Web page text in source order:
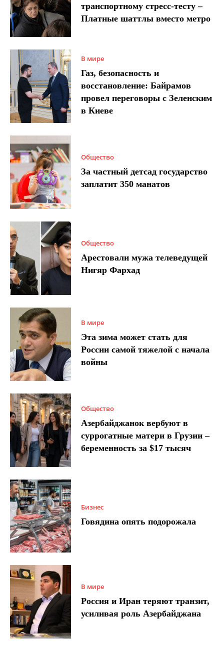
транспортному стресс-тесту –
Платные шаттлы вместо метро
В мире
Газ, безопасность и
восстановление: Байрамов
провел переговоры с Зеленским
в Киеве
Общество
За частный детсад государство
заплатит 350 манатов
Общество
Арестовали мужа телеведущей
Нигяр Фархад
В мире
Эта зима может стать для
России самой тяжелой с начала
войны
Общество
Азербайджанок вербуют в
суррогатные матери в Грузии –
беременность за $17 тысяч
Бизнес
Говядина опять подорожала
В мире
Россия и Иран теряют транзит,
усиливая роль Азербайджана